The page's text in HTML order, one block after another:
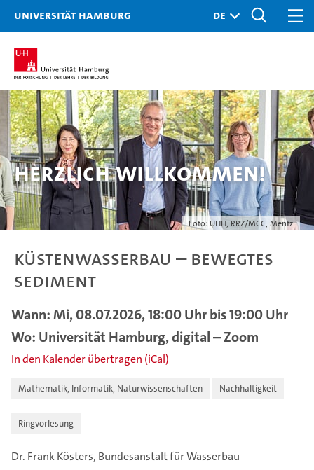
Universität Hamburg
Foto: UHH, RRZ/MCC, Mentz
Herzlich Willkommen!
Küstenwasserbau – bewegtes
Sediment
Wann: Mi, 08.07.2026, 18:00 Uhr bis 19:00 Uhr
Wo: Universität Hamburg, digital – Zoom
In den Kalender übertragen (iCal)
Mathematik, Informatik, Naturwissenschaften Nachhaltigkeit
Ringvorlesung
Dr. Frank Kösters, Bundesanstalt für Wasserbau